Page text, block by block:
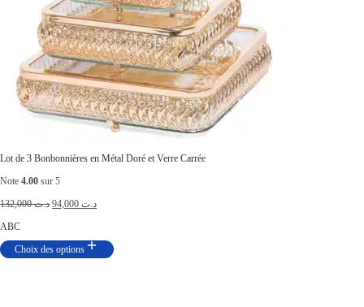
Lot de 3 Bonbonnières en Métal Doré et Verre Carrée
Note 4.00 sur 5
د.ت132,000 د.ت
ABC
Choix des options